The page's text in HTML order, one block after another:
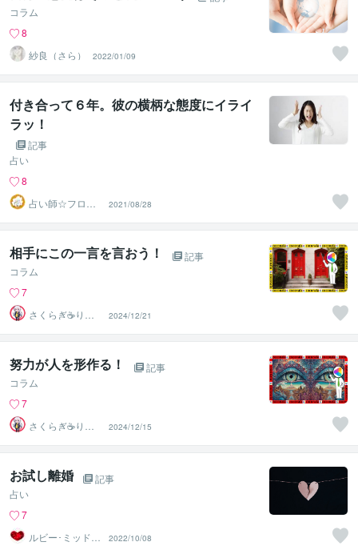
コラム
8
紗良（さら）
2022/01/09
付き合って６年。彼の横柄な態度にイライ
ラッ！
記事
占い
8
占い師☆フロー
ネ
2021/08/28
相手にこの一言を言おう！
記事
コラム
7
さくらぎ☕りょ
う⛎癒やし電話
相談サロン
2024/12/21
努力が人を形作る！
記事
コラム
7
さくらぎ☕りょ
う⛎癒やし電話
相談サロン
2024/12/15
お試し離婚
記事
占い
7
ルビー･ミッドナ
2022/10/08